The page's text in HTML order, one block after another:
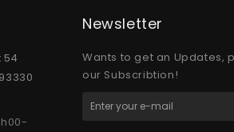
54
Newsletter
Wants to get an Updates,
our Subscribtion!